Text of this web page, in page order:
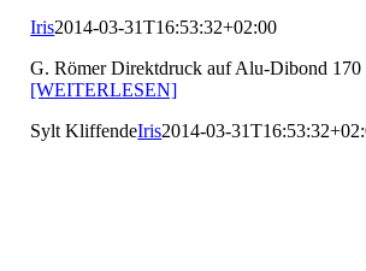
Iris2014-03-31T16:53:32+02:00
G. Römer Direktdruck auf Alu-Dibond
[WEITERLESEN]
Sylt KliffendeIris2014-03-